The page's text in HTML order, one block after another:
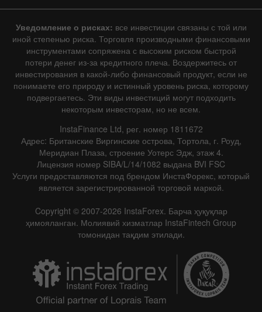
Уведомление о рисках: все инвестиции связаны с той или
иной степенью риска. Торговля производными финансовыми
инструментами сопряжена с высоким риском быстрой
потери денег из-за кредитного плеча. Воздержитесь от
инвестирования в какой-либо финансовый продукт, если не
понимаете его природу и истинный уровень риска, которому
подвергаетесь. Эти виды инвестиций могут подходить
некоторым инвесторам, но не всем.
InstaFinance Ltd, рег. номер 1811672
Адрес: Британские Виргинские острова, Тортола, г. Роуд,
Меридиан Плаза, строение Уотерс Эдж, этаж 4.
Лицензия номер SIBA/L/14/1082 выдана BVI FSC
Услуги предоставляются под брендом ИнстаФорекс, который
является зарегистрированной торговой маркой.
Copyright © 2007-2026 InstaForex. Барча ҳуқуқлар
ҳимояланган. Молиявий хизматлар InstaFintech Group
томонидан тақдим этилади.